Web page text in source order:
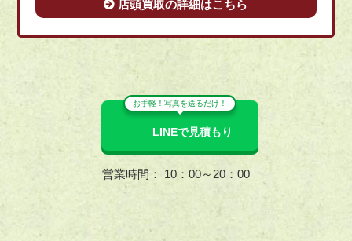
店頭買取の詳細はこちら
お手軽！写真を送るだけ！
LINEで見積もり
営業時間： 10：00～20：00